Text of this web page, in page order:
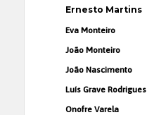
Ernesto Martins
Eva Monteiro
João Monteiro
João Nascimento
Luís Grave Rodrigues
Onofre Varela